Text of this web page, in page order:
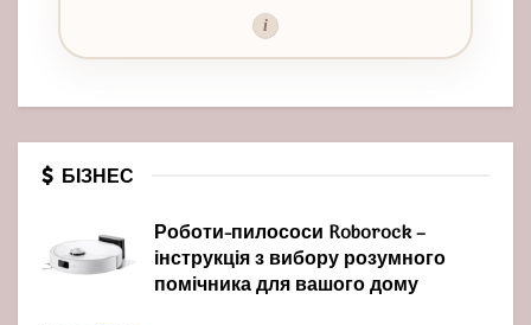
i
БІЗНЕС
Роботи-пилососи Roborock –
інструкція з вибору розумного
помічника для вашого дому